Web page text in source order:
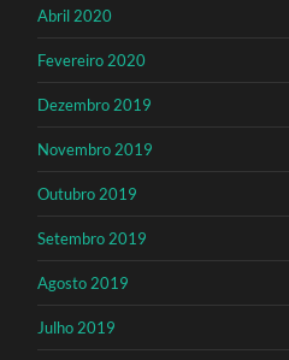
Abril 2020
Fevereiro 2020
Dezembro 2019
Novembro 2019
Outubro 2019
Setembro 2019
Agosto 2019
Julho 2019